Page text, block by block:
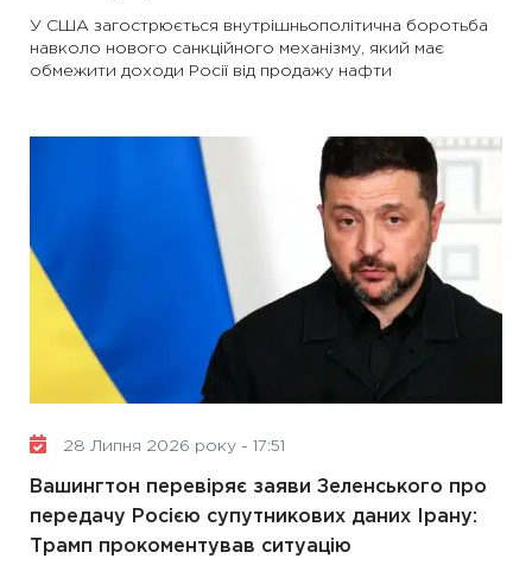
У США загострюється внутрішньополітична боротьба
навколо нового санкційного механізму, який має
обмежити доходи Росії від продажу нафти
28 Липня 2026 року - 17:51
Вашингтон перевіряє заяви Зеленського про
передачу Росією супутникових даних Ірану:
Трамп прокоментував ситуацію